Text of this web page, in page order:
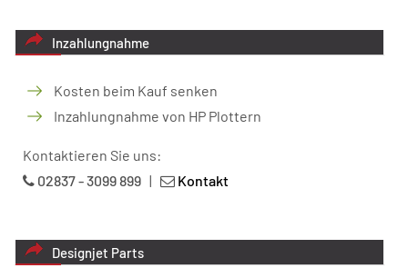
Inzahlungnahme
Kosten beim Kauf senken
Inzahlungnahme von HP Plottern
Kontaktieren Sie uns:
02837 - 3099 899 | Kontakt
Designjet Parts